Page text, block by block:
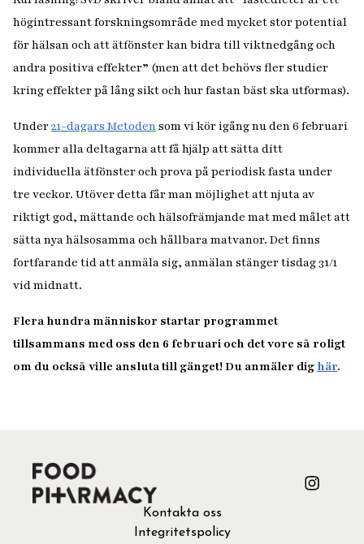
högintressant forskningsområde med mycket stor potential
för hälsan och att ätfönster kan bidra till viktnedgång och
andra positiva effekter” (men att det behövs fler studier
kring effekter på lång sikt och hur fastan bäst ska utformas).
Under21-dagars Metodensom vi kör igång nu den 6 februari
kommer alla deltagarna att få hjälp att sätta ditt
individuella ätfönster och prova på periodisk fasta under
tre veckor. Utöver detta får man möjlighet att njuta av
riktigt god, mättande och hälsofrämjande mat med målet att
sätta nya hälsosamma och hållbara matvanor. Det finns
fortfarande tid att anmäla sig, anmälan stänger tisdag 31/1
vid midnatt.
Flera hundra människor startar programmet
tillsammans med oss den 6 februari och det vore så roligt
om du också ville ansluta till gänget! Du anmäler dig här.
Kontakta oss
Integritetspolicy